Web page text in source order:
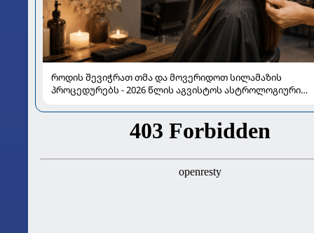
როდის შევიჭრათ თმა და მოვერიდოთ სილამაზის
პროცედურებს - 2026 წლის აგვისტოს ასტროლოგიური